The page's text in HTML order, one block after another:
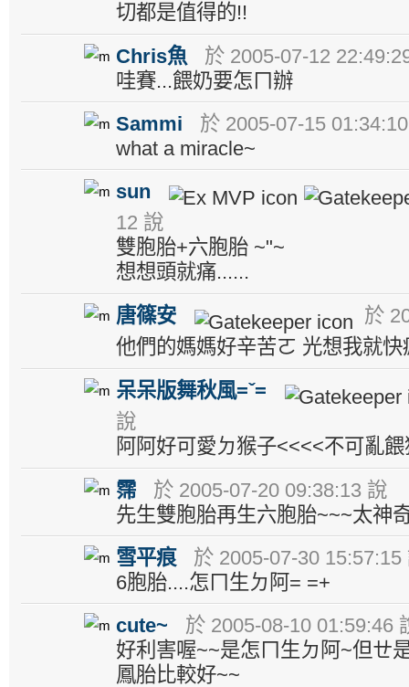
切都是值得的!!
Chris魚
於 2005-07-12
哇賽...餵奶要怎ㄇ辦
Sammi
於 2005-07-15
what a miracle~
sun
12 說
雙胞胎+六胞胎 ~"~
想想頭就痛......
唐篠安
於
他們的媽媽好辛苦ㄛ 光想我就快
呆呆版舞秋風=ˇ=
說
阿阿好可愛ㄉ猴子<<<<不可亂
霈
於 2005-07-20 09:38:13 說
先生雙胞胎再生六胞胎~~~太神
雪平痕
於 2005-07-30 15:57:15
6胞胎....怎ㄇ生ㄉ阿= =+
cute~
於 2005-08-10 01:59:46
好利害喔~~是怎ㄇ生ㄉ阿~但ㄝ
鳳胎比較好~~